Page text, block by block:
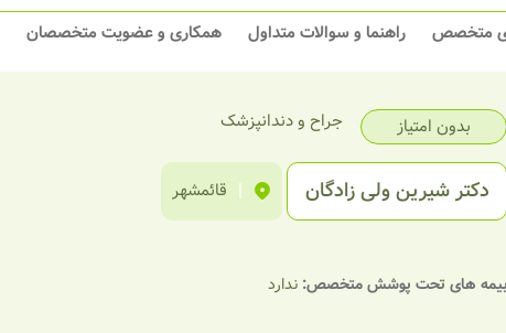
متخصص راهنما و سوالات متداول همکاری و عضویت متخصصان
بدون امتیاز جراح و دندانپزشک
دکتر شیرین ولی زادگان | قائمشهر
بیمه های تحت پوشش متخصص:ندارد